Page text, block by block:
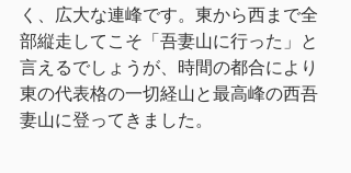
く、広大な連峰です。東から西まで全
部縦走してこそ「吾妻山に行った」と
言えるでしょうが、時間の都合により
東の代表格の一切経山と最高峰の西吾
妻山に登ってきました。